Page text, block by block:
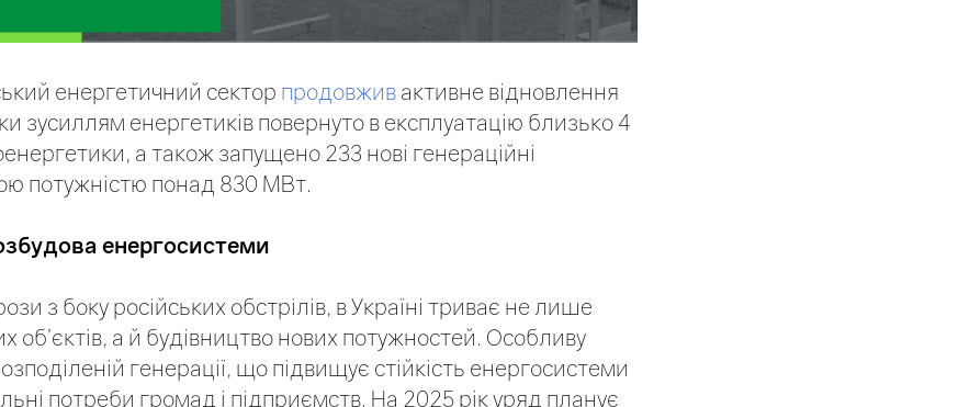
енергетичний сектор продовжив активне відновлення
зусиллям енергетиків повернуто в експлуатацію близько 4
а також запущено 233 нові генераційні
потужністю понад 830 МВт.
енергосистеми
з боку російських обстрілів, в Україні триває не лише
об’єктів, а й будівництво нових потужностей. Особливу
генерації, що підвищує стійкість енергосистеми
потреби громад і підприємств. На 2025 рік уряд планує